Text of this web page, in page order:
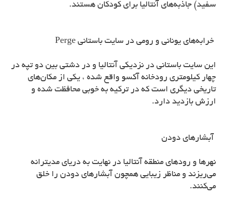
سفید) جاذبه‌های آنتالیا برای کودکان هستند.
خرابه‌های یونانی و رومی در سایت باستانی Perge
این سایت باستانی در نزدیکی آنتالیا و در دشتی بین دو تپه در
چهار کیلومتری رودخانه آکسو واقع شده ، یکی از مکان‌های
تاریخی دیگری است که در ترکیه به خوبی محافظت شده و
ارزش بازدید دارد.
آبشارهای دودن
نهرها و رودهای منطقه آنتالیا در نهایت به دریای مدیترانه
می‌ریزند و مناظر زیبایی همچون آبشارهای دودن را خلق
می‌کنند.